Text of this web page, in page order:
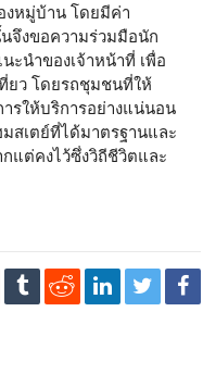
งหมู่บ้าน โดยมีค่า
จึงขอความร่วมมือนัก
ะนำของเจ้าหน้าที่ เพื่อ
ยว โดยรถชุมชนที่ให้
รให้บริการอย่างแน่นอน
สเตย์ที่ได้มาตรฐานและ
แต่คงไว้ซึ่งวิถีชีวิตและ